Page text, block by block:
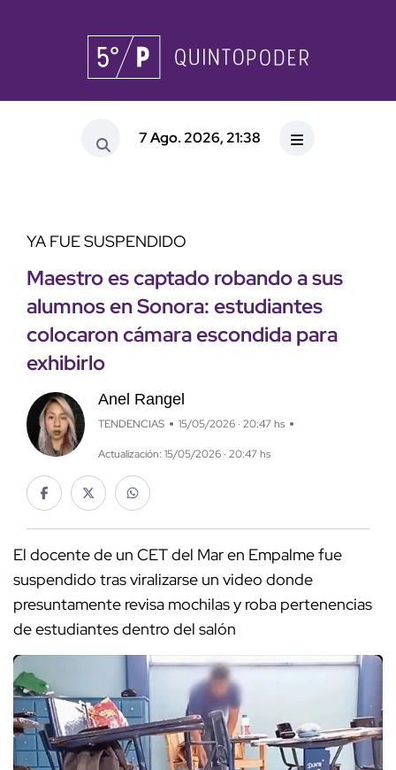
7 Ago. 2026, 21:38
YA FUE SUSPENDIDO
Maestro es captado robando a sus
alumnos en Sonora: estudiantes
colocaron cámara escondida para
exhibirlo
Anel Rangel
TENDENCIAS 15/05/2026 · 20:47 hs
Actualización: 15/05/2026 · 20:47 hs
El docente de un CET del Mar en Empalme fue
suspendido tras viralizarse un video donde
presuntamente revisa mochilas y roba pertenencias
de estudiantes dentro del salón